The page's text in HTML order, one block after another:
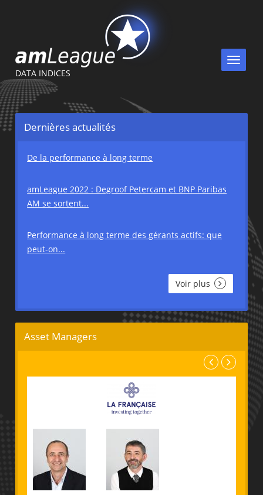
DATA INDICES
Toggle
Dernières actualités
De la performance à long terme
amLeague 2022 : Degroof Petercam et BNP Paribas
AM se sortent...
Performance à long terme des gérants actifs: que
peut-on...
Voir plus
Asset Managers